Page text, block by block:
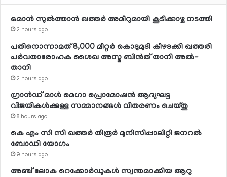
ഒമാന്‍ സുല്‍ത്താന്‍ ഖത്തര്‍ അമീറുമായി കൂടിക്കാഴ്ച നടത്തി
2 hours ago
പതിനൊന്നാമത് 8,000 മീറ്റര്‍ കൊടുമുടി കീഴടക്കി ഖത്തരി
പര്‍വതാരോഹക ശൈഖ അസ്മ ബിന്‍ത് താനി അല്‍-
താനി
2 hours ago
ഗ്രാന്‍ഡ് മാള്‍ മെഗാ പ്രൊമോഷന്‍ ആദ്യഘട്ട
വിജയികള്‍ക്കുള്ള സമ്മാനങ്ങള്‍ വിതരണം ചെയ്തു
8 hours ago
കെ എം സി സി ഖത്തര്‍ തിരൂര്‍ മുനിസിപ്പാലിറ്റി ജനറല്‍
ബോഡി യോഗം
9 hours ago
അഞ്ച് ലോക റെക്കോര്‍ഡുകള്‍ സ്വന്തമാക്കിയ ആറു